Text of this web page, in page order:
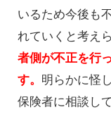
いるため今後も
れていくと考え
者側が不正を行
す。 明らかに怪
保険者に相談し